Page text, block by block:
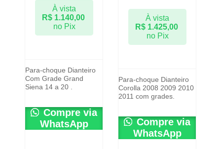
À vista
R$1.140,00
no Pix
Para-choque Dianteiro
Com Grade Grand
Siena 14 a 20 .
Compre via
WhatsApp
À vista
R$1.425,00
no Pix
Para-choque Dianteiro
Corolla 2008 2009 2010
2011 com grades.
Compre via
WhatsApp